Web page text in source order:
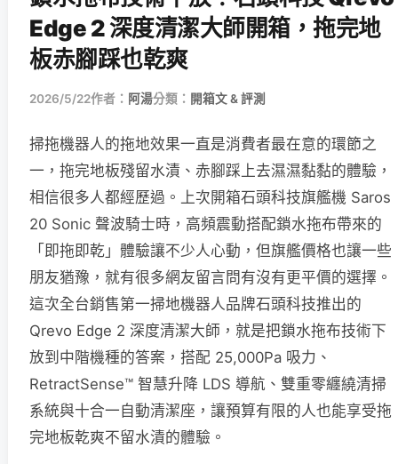
Edge 2 深度清潔大師開箱，拖完地
板赤腳踩也乾爽
2026/5/22作者： 阿湯分類： 開箱文 & 評測
掃拖機器人的拖地效果一直是消費者最在意的環節之
一，拖完地板殘留水漬、赤腳踩上去濕濕黏黏的體驗，
相信很多人都經歷過。上次開箱石頭科技旗艦機 Saros
20 Sonic 聲波騎士時，高頻震動搭配鎖水拖布帶來的
「即拖即乾」體驗讓不少人心動，但旗艦價格也讓一些
朋友猶豫，就有很多網友留言問有沒有更平價的選擇。
這次全台銷售第一掃地機器人品牌石頭科技推出的
Qrevo Edge 2 深度清潔大師，就是把鎖水拖布技術下
放到中階機種的答案，搭配 25,000Pa 吸力、
RetractSense™ 智慧升降 LDS 導航、雙重零纏繞清掃
系統與十合一自動清潔座，讓預算有限的人也能享受拖
完地板乾爽不留水漬的體驗。